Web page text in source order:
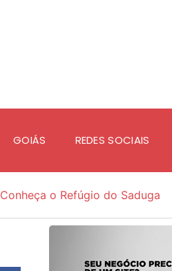
GOIÁS REDES SOCIAIS
Conheça o Refúgio do Saduga